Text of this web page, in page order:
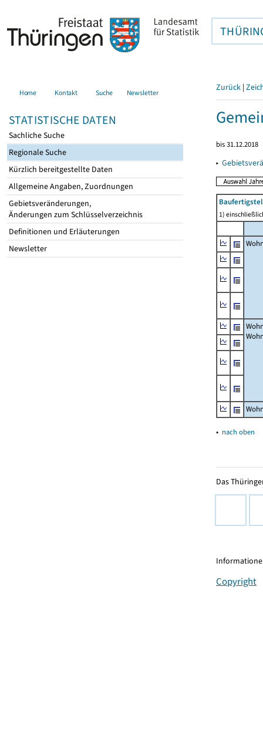
Home Kontakt Suche Newsletter
STATISTISCHE DATEN
Sachliche Suche
Regionale Suche
Kürzlich bereitgestellte Daten
Allgemeine Angaben, Zuordnungen
Gebietsveränderungen,
Änderungen zum Schlüsselverzeichnis
Definitionen und Erläuterungen
Newsletter
Zurück |
bis 31.12.2018
▸
1)
▴ nach oben
Das
Copyright